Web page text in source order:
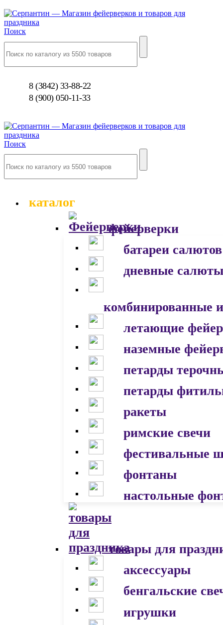
Поиск
8 (3842) 33-88-22
8 (900) 050-11-33
Поиск
каталог
фейерверки
батареи салютов
дневные салюты
комбинированные
летающие
наземные
петарды
петарды
ракеты
римские свечи
фестивальные
фонтаны
настольные
товары для
аксессуары
бенгальские
игрушки